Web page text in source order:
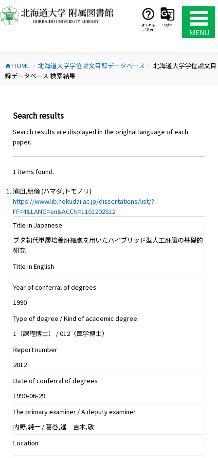
ン
テ
ス
キ
よくある
ご質問
English
home HOME chevron_right 北海道大学学位論文目録データベース chevron_right
北海道大学学位論文目
録データベース 検索結果
Search results
Search results are displayed in the origlnal language of each
paper.
1 items found.
濱田,朋倫 (ハマダ,トモノリ)
https://www.lib.hokudai.ac.jp/dissertations/list/?
FF=4&LANG=en&ACCN=1101202812
Title in Japanese
ブタ初代単層培養肝細胞を用いたハイブリッド型人工肝臓の基礎的
研究
Title in English
Year of conferral of degrees
1990
Type of degree / Kind of academic degree
1（課程博士） / 012（医学博士）
Report number
2812
Date of conferral of degrees
1990-06-29
The primary examiner / A deputy examiner
内野,純一 / 葛巻,暹 吉木,敬
Location